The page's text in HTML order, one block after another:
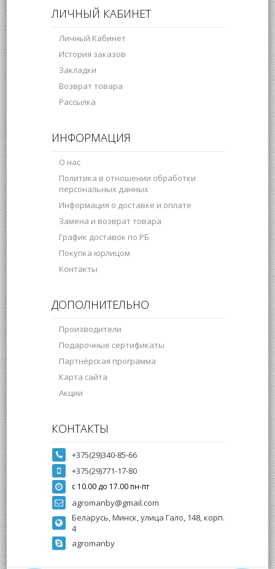
ЛИЧНЫЙ КАБИНЕТ
Личный Кабинет
История заказов
Закладки
Возврат товара
Рассылка
ИНФОРМАЦИЯ
О нас
Политика в отношении обработки
персональных данных
Информация о доставке и оплате
Замена и возврат товара
График доставок по РБ
Покупка юрлицом
Контакты
ДОПОЛНИТЕЛЬНО
Производители
Подарочные сертификаты
Партнёрская программа
Карта сайта
Акции
КОНТАКТЫ
+375(29)340-85-66
+375(29)771-17-80
с 10.00 до 17.00 пн-пт
agromanby@gmail.com
Беларусь, Минск, улица Гало, 148, корп.
4
agromanby